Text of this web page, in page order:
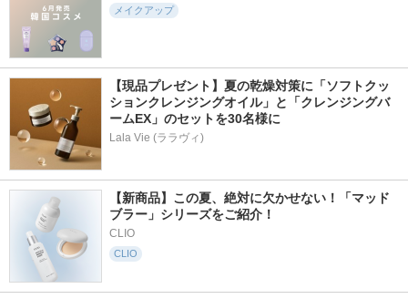
メイクアップ
【現品プレゼント】夏の乾燥対策に「ソフトクッ
ションクレンジングオイル」と「クレンジングバ
ームEX」のセットを30名様に
Lala Vie (ララヴィ)
【新商品】この夏、絶対に欠かせない！「マッド
ブラー」シリーズをご紹介！
CLIO
CLIO